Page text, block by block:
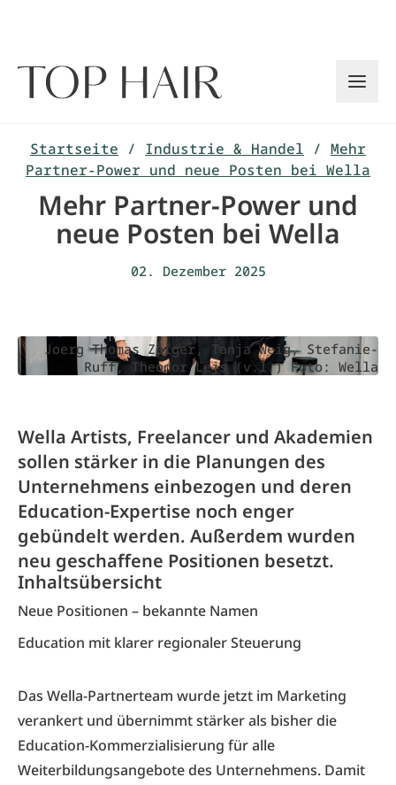
Startseite / Industrie & Handel / Mehr
Partner-Power und neue Posten bei Wella
Mehr Partner-Power und
neue Posten bei Wella
02. Dezember 2025
Joerg Thomas Zeiger, Tanja Weig, Stefanie-
Ruff, Theodor Lejs (v.l.) Foto: Wella
Wella Artists, Freelancer und Akademien
sollen stärker in die Planungen des
Unternehmens einbezogen und deren
Education-Expertise noch enger
gebündelt werden. Außerdem wurden
neu geschaffene Positionen besetzt.
Inhaltsübersicht
Neue Positionen – bekannte Namen
Education mit klarer regionaler Steuerung
Das Wella-Partnerteam wurde jetzt im Marketing
verankert und übernimmt stärker als bisher die
Education-Kommerzialisierung für alle
Weiterbildungsangebote des Unternehmens. Damit